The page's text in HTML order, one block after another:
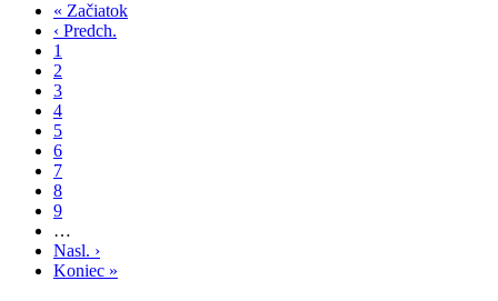
Pagination
First
page
« Začiatok
Previous
page
‹ Predch.
Page
1
Current
page
2
Page
3
Page
4
Page
5
Page
6
Page
7
Page
8
Page
9
…
Next
page
Nasl. ›
Last
Koniec »